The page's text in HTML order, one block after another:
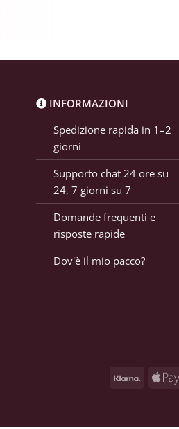
INFORMAZIONI
Spedizione rapida in 1–2
giorni
Supporto chat 24 ore su
24, 7 giorni su 7
Domande frequenti e
risposte rapide
Dov'è il mio pacco?
Klarna